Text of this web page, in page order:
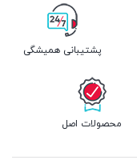
پشتیبانی همیشگی
محصولات اصل